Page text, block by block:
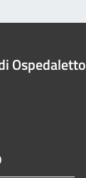
Ospedaletto